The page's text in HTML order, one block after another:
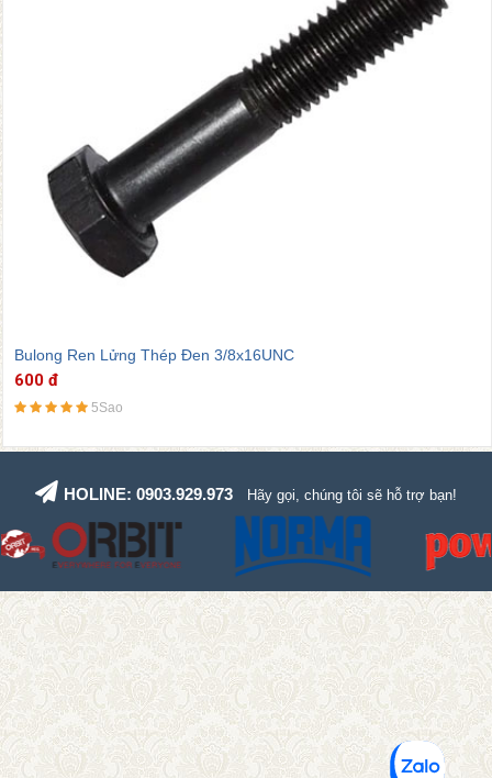
Bulong Ren Lửng Thép Đen 3/8x16UNC
600 đ
5Sao
HOLINE: 0903.929.973 Hãy gọi, chúng tôi sẽ hỗ trợ bạn!